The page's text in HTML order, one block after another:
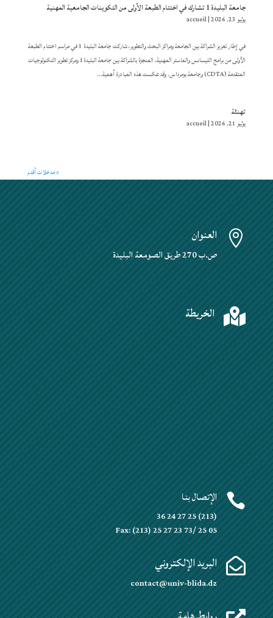
جامعة البليدة 1 تشارك في اختتام الطبعة الأولى من التكوينات الجامعية المهنية
يوليو 23, 2026 |
accueil
في إطار تعزيز الشراكة بين الجامعة ومراكز البحث والتطوير، شاركت جامعة البليدة 1 في مراسم اختتام الطبعة
الأولى من برامج الليسانس والماستر المهنية، المنجزة بالشراكة بين جامعة البليدة1 ومركز تطوير التكنولوجيات
المتقدمة (CDTA) وجامعة بومرداس. وقد عكست هذه المبادرة أهمية...
تهنئة
يوليو 21, 2026 |
accueil
« مدخلات أقدم
 العنوان
ص.ب 270 طريق الصومعة البليدة
 الخريطة
 الإتصال بنا
(213) 25 27 24 36
Fax: (213) 25 27 23 73/ 25 05
 البريد الإلكتروني
contact@univ-blida.dz